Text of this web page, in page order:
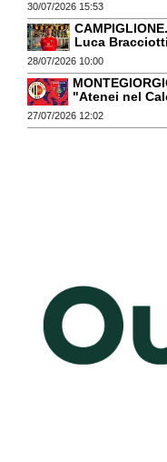
30/07/2026 15:53
Luca Bracciotti
28/07/2026 10:00
"Atenei nel
27/07/2026 12:02